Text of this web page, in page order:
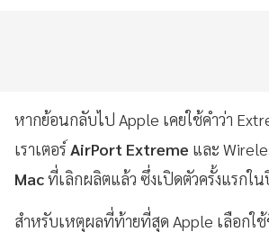
หากย้อนกลับไป Apple เคยใช้คำว่า
เราเตอร์ AirPort Extreme และ
Macที่เลิกผลิตแล้ว ซึ่งเปิดตัวครั้งแรกใ
สำหรับเหตุผลที่ท้ายที่สุด Apple เลือกใช้